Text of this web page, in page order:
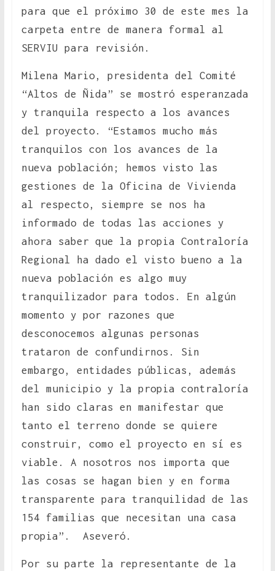
para que el próximo 30 de este mes la
carpeta entre de manera formal al
SERVIU para revisión.
Milena Mario, presidenta del Comité
“Altos de Ñida” se mostró esperanzada
y tranquila respecto a los avances
del proyecto. “Estamos mucho más
tranquilos con los avances de la
nueva población; hemos visto las
gestiones de la Oficina de Vivienda
al respecto, siempre se nos ha
informado de todas las acciones y
ahora saber que la propia Contraloría
Regional ha dado el visto bueno a la
nueva población es algo muy
tranquilizador para todos. En algún
momento y por razones que
desconocemos algunas personas
trataron de confundirnos. Sin
embargo, entidades públicas, además
del municipio y la propia contraloría
han sido claras en manifestar que
tanto el terreno donde se quiere
construir, como el proyecto en sí es
viable. A nosotros nos importa que
las cosas se hagan bien y en forma
transparente para tranquilidad de las
154 familias que necesitan una casa
propia”. Aseveró.
Por su parte la representante de la